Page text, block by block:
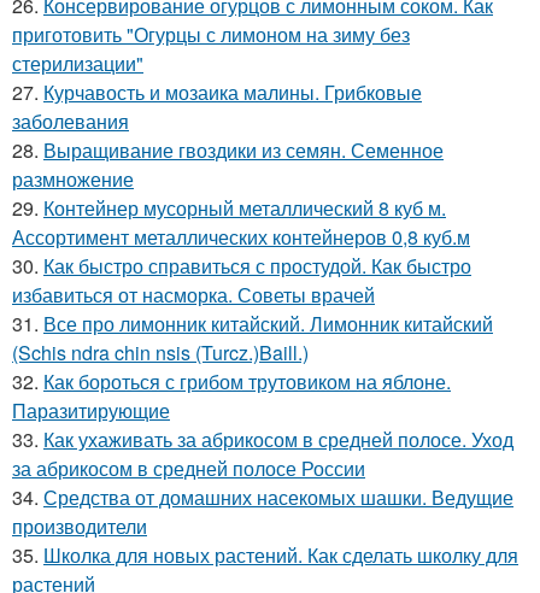
26. Консервирование огурцов с лимонным соком. Как
приготовить "Огурцы с лимоном на зиму без
стерилизации"
27. Курчавость и мозаика малины. Грибковые
заболевания
28. Выращивание гвоздики из семян. Семенное
размножение
29. Контейнер мусорный металлический 8 куб м.
Ассортимент металлических контейнеров 0,8 куб.м
30. Как быстро справиться с простудой. Как быстро
избавиться от насморка. Советы врачей
31. Все про лимонник китайский. Лимонник китайский
(Schis ndra chin nsis (Turcz.)Baill.)
32. Как бороться с грибом трутовиком на яблоне.
Паразитирующие
33. Как ухаживать за абрикосом в средней полосе. Уход
за абрикосом в средней полосе России
34. Средства от домашних насекомых шашки. Ведущие
производители
35. Школка для новых растений. Как сделать школку для
растений